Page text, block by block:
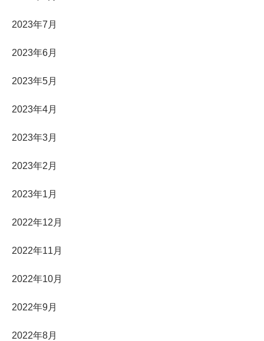
2023年7月
2023年6月
2023年5月
2023年4月
2023年3月
2023年2月
2023年1月
2022年12月
2022年11月
2022年10月
2022年9月
2022年8月